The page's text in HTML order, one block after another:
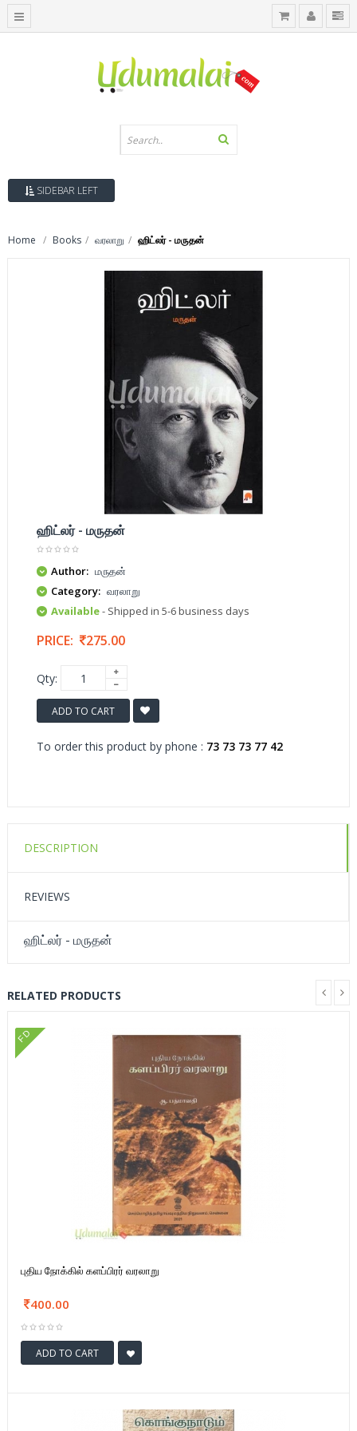
SIDEBAR LEFT
Home Books வரலாறு ஹிட்லர் - மருதன்
ஹிட்லர் - மருதன்
Author: மருதன்
Category: வரலாறு
Available- Shipped in 5-6 business days
PRICE: 275.00
Qty:
ADD TO CART
To order this product by phone : 73 73 73 77 42
DESCRIPTION
REVIEWS
ஹிட்லர் - மருதன்
RELATED PRODUCTS
FD
புதிய நோக்கில் களப்பிரர் வரலாறு
400.00
ADD TO CART